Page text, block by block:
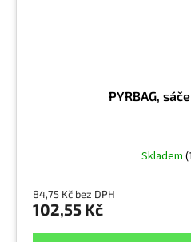
PYRBAG,
Skladem
84,75 Kč bez DPH
102,55 Kč